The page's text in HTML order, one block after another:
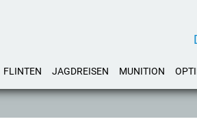
FLINTEN JAGDREISEN MUNITION